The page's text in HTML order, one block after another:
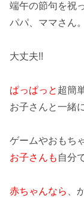
端午の節句を祝
パパ、ママさん。
大丈夫!!
ぱっぱっと 超簡
お子さんと一緒
ゲームやおもち
お子さんも 自分
赤ちゃんなら